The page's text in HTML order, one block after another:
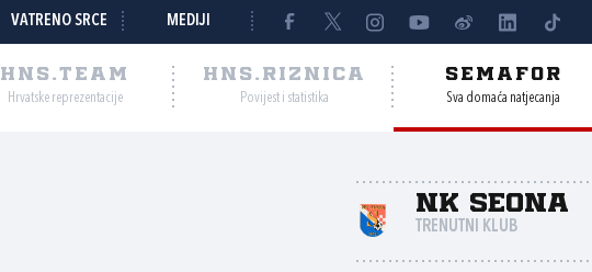
VATRENO SRCE MEDIJI
HNS.TEAM
Hrvatske reprezentacije
HNS.RIZNICA
Povijest i statistika
SEMAFOR
Sva domaća natjecanja
NK Seona
TRENUTNI KLUB